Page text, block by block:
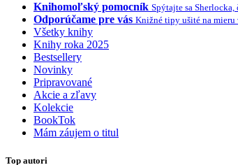
Knihomoľský pomocník Spýtajte sa
Odporúčame pre vás Knižné tipy ušité na mieru
Všetky knihy
Knihy roka 2025
Bestsellery
Novinky
Pripravované
Akcie a zľavy
Kolekcie
BookTok
Mám záujem o titul
Top autori